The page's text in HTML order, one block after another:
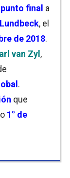
punto final a
, el
de 2018.
van Zyl ,
.
que
1° de